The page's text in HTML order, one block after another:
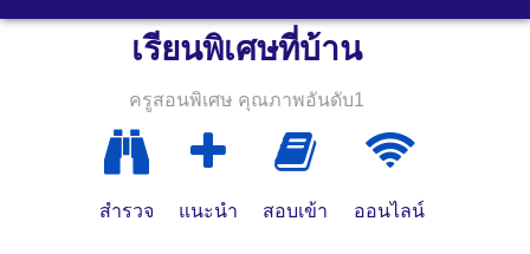
เรียนพิเศษที่บ้าน
ครูสอนพิเศษ คุณภาพอันดับ1
สำรวจ แนะนำ สอบเข้า ออนไลน์